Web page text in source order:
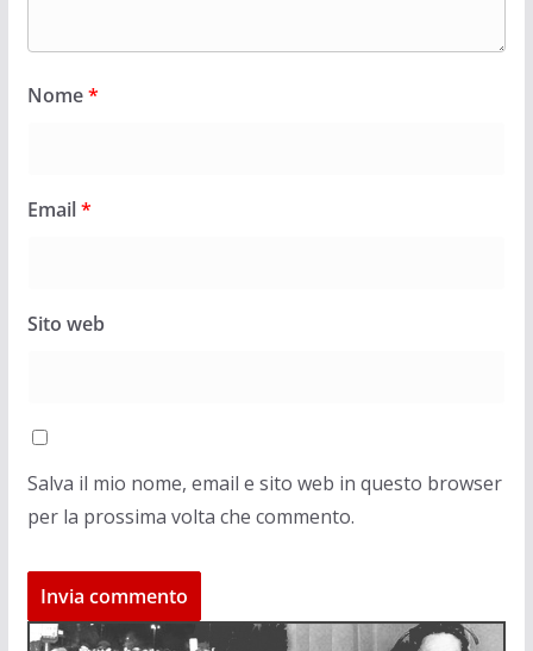
Nome*
Email*
Sito web
Salva il mio nome, email e sito web in questo browser
per la prossima volta che commento.